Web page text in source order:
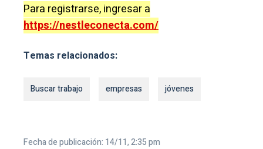
Para registrarse, ingresar a
https://nestleconecta.com/
Temas relacionados:
Buscar trabajo empresas jóvenes
Fecha de publicación: 14/11, 2:35 pm